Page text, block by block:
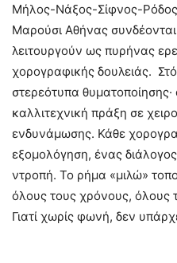
Μήλος-Νάξος-Σίφνος-
Μαρούσι Αθήνας
λειτουργούν ως πυρήνας
χορογραφικής δουλειάς.
στερεότυπα
καλλιτεχνική πράξη σε
ενδυνάμωσης. Κάθε
εξομολόγηση, ένας
ντροπή. Το ρήμα «μιλώ»
όλους τους χρόνους, όλους
Γιατί χωρίς φωνή, δεν